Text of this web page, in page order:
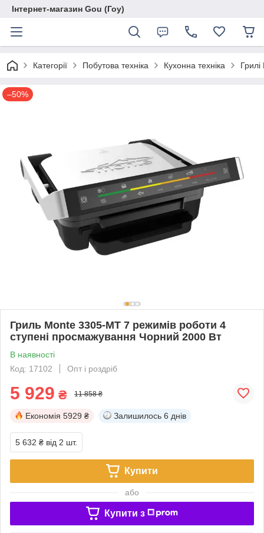
Інтернет-магазин Gou (Гоу)
Категорії Побутова техніка Кухонна техніка
–50%
Гриль Monte 3305-MT 7 режимів роботи 4
ступені просмажування Чорний 2000 Вт
В наявності
Код: 17102
Опт і роздріб
5 929 ₴ 11 858 ₴
Економія 5929 ₴ Залишилось 6 днів
5 632 ₴ від 2 шт.
Купити
або
Купити з